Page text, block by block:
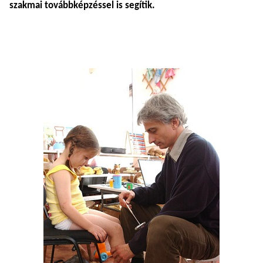
szakmai továbbképzéssel is segítik.